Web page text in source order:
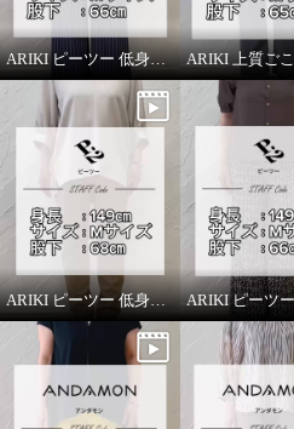
ARIKI ピーツー 低身長スタッフがはいてみました！
ARIKI ピーツー 低身長スタッフがはいてみました！